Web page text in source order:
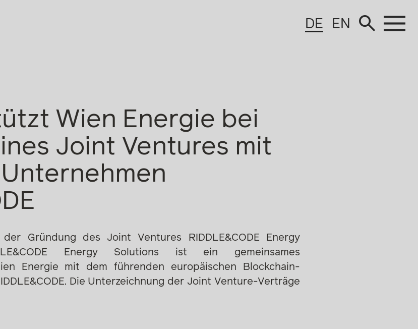
DE EN
Wien Energie bei
Joint Ventures mit
Gründung des Joint Ventures RIDDLE&CODE Energy
Energy Solutions ist ein gemeinsames
Energie mit dem führenden europäischen Blockchain-
Die Unterzeichnung der Joint Venture-Verträge